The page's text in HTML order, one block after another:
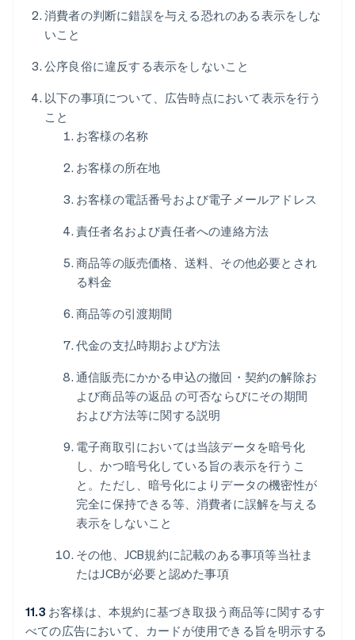
消費者の判断に錯誤を与える恐れのある表示をしな
いこと
公序良俗に違反する表示をしないこと
以下の事項について、広告時点において表示を行う
こと
お客様の名称
お客様の所在地
お客様の電話番号および電子メールアドレス
責任者名および責任者への連絡方法
商品等の販売価格、送料、その他必要とされ
る料金
商品等の引渡期間
代金の支払時期および方法
通信販売にかかる申込の撤回・契約の解除お
よび商品等の返品 の可否ならびにその期間
および方法等に関する説明
電子商取引においては当該データを暗号化
し、かつ暗号化している旨の表示を行うこ
と。ただし、暗号化によりデータの機密性が
完全に保持できる等、消費者に誤解を与える
表示をしないこと
その他、JCB規約に記載のある事項等当社ま
たはJCBが必要と認めた事項
11.3 お客様は、本規約に基づき取扱う商品等に関するす
べての広告において、カードが使用できる旨を明示する